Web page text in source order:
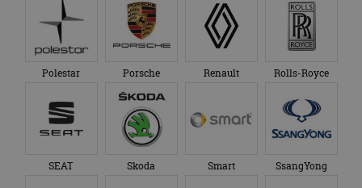
Polestar Porsche Renault Rolls-Royce
SEAT Skoda Smart SsangYong